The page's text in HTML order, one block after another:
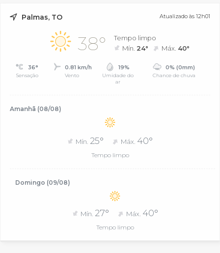
Palmas, TO Atualizado às 12h01
38°
Tempo limpo
Mín. 24° Máx. 40°
36°
Sensação
0.81 km/h
Vento
19%
Umidade do
ar
0% (0mm)
Chance de chuva
Amanhã (08/08)
Mín. 25° Máx. 40°
Tempo limpo
Domingo (09/08)
Mín. 27° Máx. 40°
Tempo limpo